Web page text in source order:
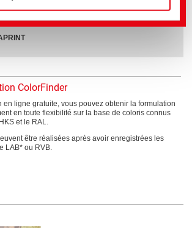
SUR LES PRODUITS:
ColorFinder
en ligne gratuite, vous pouvez obtenir la formulation
en toute flexibilité sur la base de coloris connus
et le RAL.
être réalisées après avoir enregistrées les
LAB* ou RVB.